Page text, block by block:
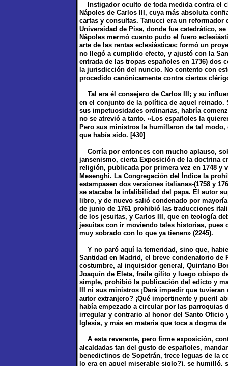
Instigador oculto de toda medida contra el
Nápoles de Carlos III, cuya más absoluta
cartas y consultas. Tanucci era un
Universidad de Pisa, donde fue catedrático,
Nápoles mermó cuanto pudo el fuero
arte de las rentas eclesiásticas; formó un
no llegó a cumplido efecto, y ajustó con la
entrada de las tropas españoles en 1736)
la jurisdicción del nuncio. No contento con
procedido canónicamente contra ciertos
Tal era él consejero de Carlos III; y su
en el conjunto de la política de aquel reinado.
sus impetuosidades ordinarias, habría
no se atrevió a tanto. «Los españoles la
Pero sus ministros la humillaron de tal
que había sido. [430]
Corría por entonces con mucho aplauso,
jansenismo, cierta Exposición de la doctrina
religión, publicada por primera vez en 1748 y
Mesenghi. La Congregación del Índice la
estampasen dos versiones italianas-(1758 y
se atacaba la infalibilidad del papa. El autor
libro, y de nuevo salió condenado por
de junio de 1761 prohibió las traducciones
de los jesuitas, y Carlos III, que en teología
jesuitas con ir moviendo tales historias, pues
muy sobrado con lo que ya tienen» (2245).
Y no paró aquí la temeridad, sino que,
Santidad en Madrid, el breve condenatorio de
costumbre, al inquisidor general, Quintano
Joaquín de Eleta, fraile gilito y luego obispo
simple, prohibió la publicación del edicto y
III ni sus ministros ¡Dará impedir que
autor extranjero? ¡Qué impertinente y pueril
había empezado a circular por las parroquias
irregular y contrario al honor del Santo Oficio
Iglesia, y más en materia que toca a dogma
A esta reverente, pero firme exposición,
alcaldadas tan del gusto de españoles,
benedictinos de Sopetrán, trece leguas de la
lo era en aquel miserable siglo?), se